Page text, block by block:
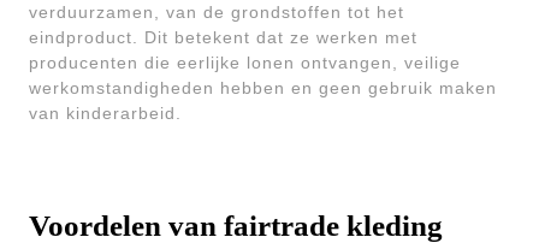
verduurzamen, van de grondstoffen tot het
eindproduct. Dit betekent dat ze werken met
producenten die eerlijke lonen ontvangen, veilige
werkomstandigheden hebben en geen gebruik maken
van kinderarbeid.
Voordelen van fairtrade kleding